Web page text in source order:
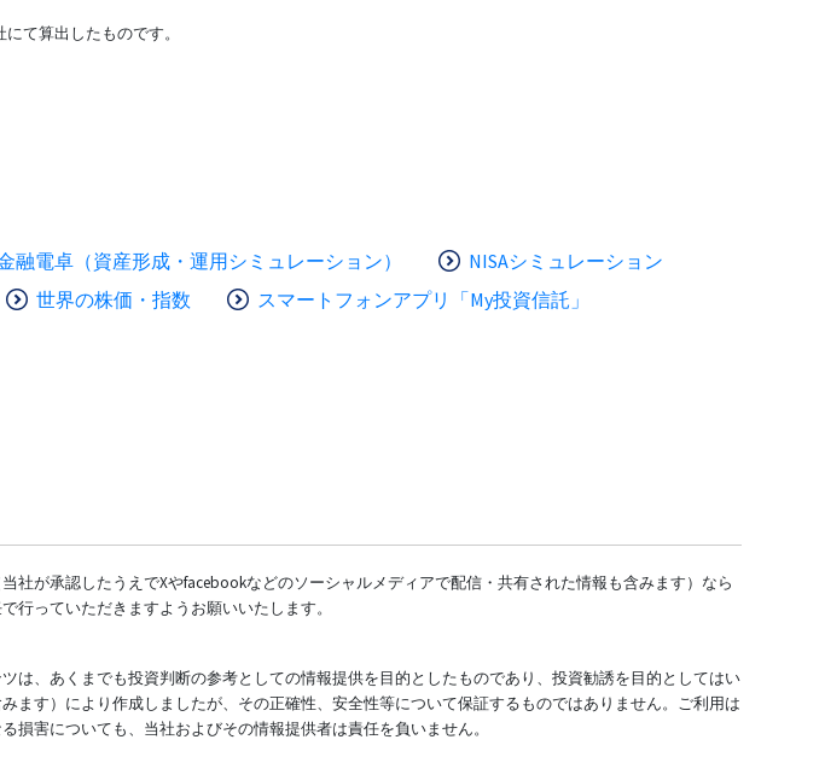
て算出したものです。
融電卓（資産形成・運用シミュレーション）
NISAシミュレーション
世界の株価・指数 スマートフォンアプリ「My投資信託」
が承認したうえでXやfacebookなどのソーシャルメディアで配信・共有された情報も含みます）なら
っていただきますようお願いいたします。
、あくまでも投資判断の参考としての情報提供を目的としたものであり、投資勧誘を目的としてはい
す）により作成しましたが、その正確性、安全性等について保証するものではありません。ご利用は
害についても、当社およびその情報提供者は責任を負いません。